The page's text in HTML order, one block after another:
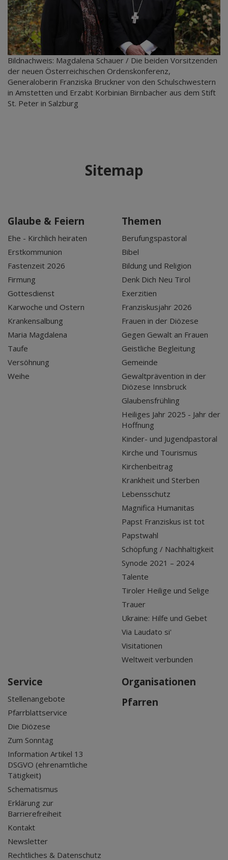
Bildnachweis: Magdalena Schauer / Die beiden Vorsitzenden
der neuen Österreichischen Ordenskonferenz,
Generaloberin Franziska Bruckner von den Schulschwestern
in Amstetten und Erzabt Korbinian Birnbacher aus dem Stift
St. Peter in Salzburg
Sitemap
Glaube & Feiern
Ehe - Kirchlich heiraten
Erstkommunion
Fastenzeit 2026
Firmung
Gottesdienst
Karwoche und Ostern
Krankensalbung
Maria Magdalena
Taufe
Versöhnung
Weihe
Themen
Berufungspastoral
Bibel
Bildung und Religion
Denk Dich Neu Tirol
Exerzitien
Franziskusjahr 2026
Frauen in der Diözese
Gegen Gewalt an Frauen
Geistliche Begleitung
Gemeinde
Gewaltprävention in der
Diözese Innsbruck
Glaubensfrühling
Heiliges Jahr 2025 - Jahr der
Hoffnung
Kinder- und Jugendpastoral
Kirche und Tourismus
Kirchenbeitrag
Krankheit und Sterben
Lebensschutz
Magnifica Humanitas
Papst Franziskus ist tot
Papstwahl
Schöpfung / Nachhaltigkeit
Synode 2021 – 2024
Talente
Tiroler Heilige und Selige
Trauer
Ukraine: Hilfe und Gebet
Via Laudato si'
Visitationen
Weltweit verbunden
Service
Stellenangebote
Pfarrblattservice
Die Diözese
Zum Sonntag
Information Artikel 13
DSGVO (ehrenamtliche
Tätigkeit)
Schematismus
Erklärung zur
Barrierefreiheit
Kontakt
Newsletter
Rechtliches & Datenschutz
Organisationen
Pfarren